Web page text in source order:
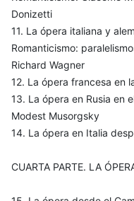
Donizetti
11. La ópera italiana y
Romanticismo:
Richard Wagner
12. La ópera francesa en
13. La ópera en Rusia en
Modest Musorgsky
14. La ópera en Italia
CUARTA PARTE. LA